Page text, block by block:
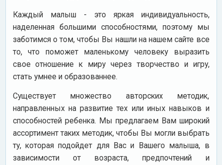
Каждый малыш - это яркая индивидуальность,
наделенная большими способностями, поэтому мы
заботимся о том, чтобы Вы нашли на нашем сайте все
то, что поможет маленькому человеку выразить
свое отношение к миру через творчество и игру,
стать умнее и образованнее.
Существует множество авторских методик,
направленных на развитие тех или иных навыков и
способностей ребенка. Мы предлагаем Вам широкий
ассортимент таких методик, чтобы Вы могли выбрать
ту, которая подойдет для Вас и Вашего малыша, в
зависимости от возраста, предпочтений и